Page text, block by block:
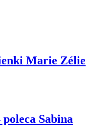
Marie Zélie
Sabina